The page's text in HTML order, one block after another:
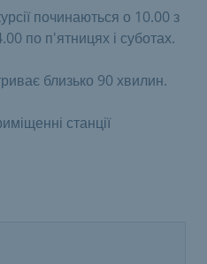
починаються о 10.00 з
по п'ятницях і суботах.
близько 90 хвилин.
станції